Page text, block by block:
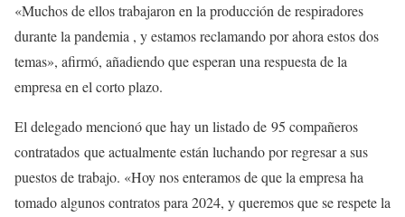
«Muchos de ellos trabajaron en la producción de respiradores
durante la pandemia , y estamos reclamando por ahora estos dos
temas», afirmó, añadiendo que esperan una respuesta de la
empresa en el corto plazo.
El delegado mencionó que hay un listado de 95 compañeros
contratados que actualmente están luchando por regresar a sus
puestos de trabajo. «Hoy nos enteramos de que la empresa ha
tomado algunos contratos para 2024, y queremos que se respete la